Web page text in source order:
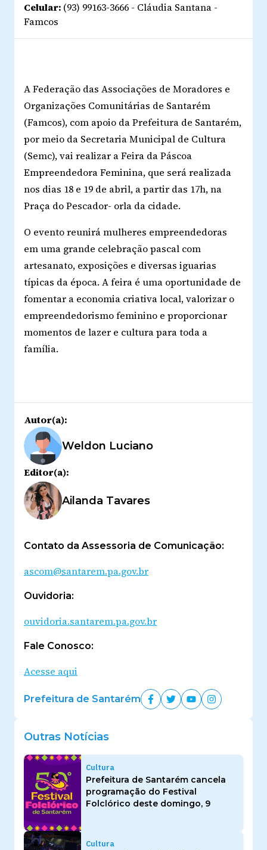
Celular: (93) 99163-3666 - Cláudia Santana -
Famcos
A Federação das Associações de Moradores e
Organizações Comunitárias de Santarém
(Famcos), com apoio da Prefeitura de Santarém,
por meio da Secretaria Municipal de Cultura
(Semc), vai realizar a Feira da Páscoa
Empreendedora Feminina, que será realizada
nos dias 18 e 19 de abril, a partir das 17h, na
Praça do Pescador- orla da cidade.
O evento reunirá mulheres empreendedoras
em uma grande celebração pascal com
artesanato, exposições e diversas iguarias
típicas da época. A feira é uma oportunidade de
fomentar a economia criativa local, valorizar o
empreendedorismo feminino e proporcionar
momentos de lazer e cultura para toda a
família.
Autor(a):
Weldon Luciano
Editor(a):
Ailanda Tavares
Contato da Assessoria de Comunicação:
ascom@santarem.pa.gov.br
Ouvidoria:
ouvidoria.santarem.pa.gov.br
Fale Conosco:
Acesse aqui
Prefeitura de Santarém
Outras Notícias
Cultura
Prefeitura de Santarém cancela
programação do Festival
Folclórico deste domingo, 9
Cultura